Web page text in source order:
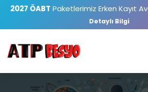
2027 ÖABT Paketlerimiz Erken Kayıt
Detaylı Bilgi